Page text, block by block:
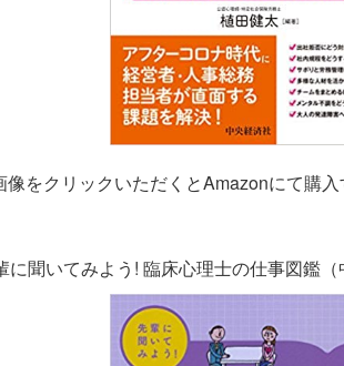
像をクリックいただくとAmazonにて購入
に聞いてみよう! 臨床心理士の仕事図鑑